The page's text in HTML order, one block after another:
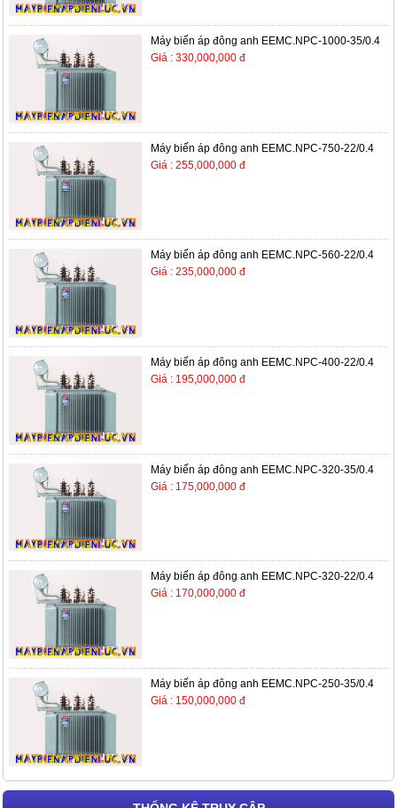
Máy biến áp đông anh EEMC.NPC-1000-35/0.4
Giá : 330,000,000 đ
Máy biến áp đông anh EEMC.NPC-750-22/0.4
Giá : 255,000,000 đ
Máy biến áp đông anh EEMC.NPC-560-22/0.4
Giá : 235,000,000 đ
Máy biến áp đông anh EEMC.NPC-400-22/0.4
Giá : 195,000,000 đ
Máy biến áp đông anh EEMC.NPC-320-35/0.4
Giá : 175,000,000 đ
Máy biến áp đông anh EEMC.NPC-320-22/0.4
Giá : 170,000,000 đ
Máy biến áp đông anh EEMC.NPC-250-35/0.4
Giá : 150,000,000 đ